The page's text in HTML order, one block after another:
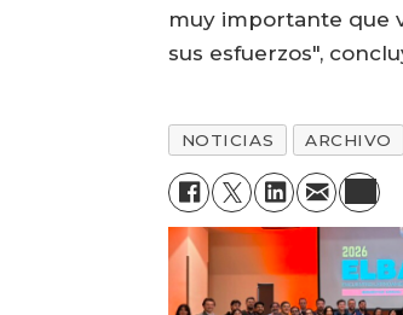
muy importante que
sus esfuerzos",
NOTICIAS ARCHIVO